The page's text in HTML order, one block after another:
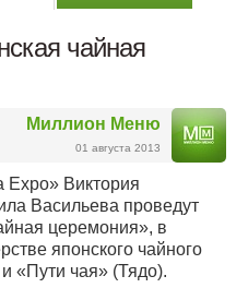
чайная
Миллион Меню
01 августа 2013
Expo» Виктория
Васильева проведут
церемония», в
японского чайного
«Пути чая» (Тядо).